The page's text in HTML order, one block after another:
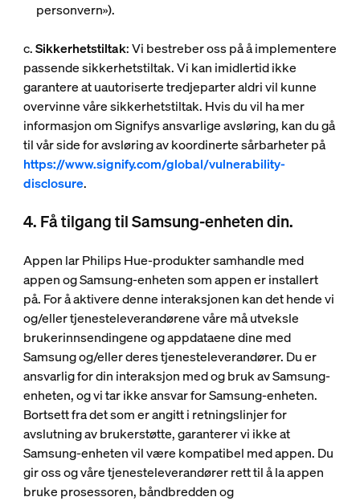
personvern»).
c.Sikkerhetstiltak: Vi bestreber oss på å implementere
passende sikkerhetstiltak. Vi kan imidlertid ikke
garantere at uautoriserte tredjeparter aldri vil kunne
overvinne våre sikkerhetstiltak. Hvis du vil ha mer
informasjon om Signifys ansvarlige avsløring, kan du gå
til vår side for avsløring av koordinerte sårbarheter på
https://www.signify.com/global/vulnerability-
disclosure.
4. Få tilgang til Samsung-enheten din.
Appen lar Philips Hue-produkter samhandle med
appen og Samsung-enheten som appen er installert
på. For å aktivere denne interaksjonen kan det hende vi
og/eller tjenesteleverandørene våre må utveksle
brukerinnsendingene og appdataene dine med
Samsung og/eller deres tjenesteleverandører. Du er
ansvarlig for din interaksjon med og bruk av Samsung-
enheten, og vi tar ikke ansvar for Samsung-enheten.
Bortsett fra det som er angitt i retningslinjer for
avslutning av brukerstøtte, garanterer vi ikke at
Samsung-enheten vil være kompatibel med appen. Du
gir oss og våre tjenesteleverandører rett til å la appen
bruke prosessoren, båndbredden og